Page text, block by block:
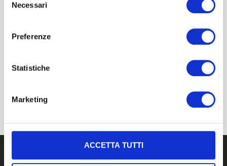
delNecessari
Preferenze
Statistiche
Marketing
ACCETTA TUTTI
Unidata Porta La Fibra Ultraveloce Nelle
Aree Del Sisma 2016: Firmato Il Contratto